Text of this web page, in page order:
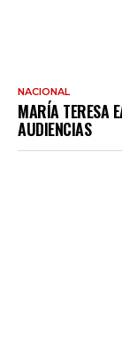
NACIONAL
MARÍA TERESA
AUDIENCIAS